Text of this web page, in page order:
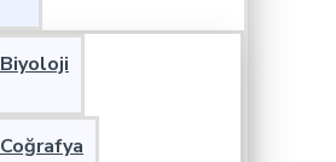
Biyoloji
Coğrafya